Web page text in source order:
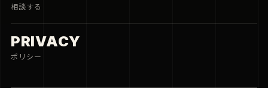
相談する
PRIVACY
ポリシー